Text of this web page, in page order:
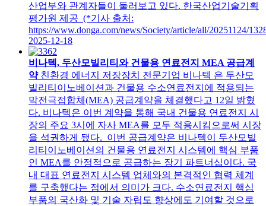
산업부와 관계자들이 둘러보고 있다. 한국산업기술기획
평가원 제공 (*기사 출처:
https://www.donga.com/news/Society/article/all/20251124/
2025-12-18
비나텍, 두산모빌리티와 건물용 연료전지 MEA 공급계
약 친환경 에너지 저장장치 전문기업 비나텍 은 두산모
빌리티이노베이션과 건물용 수소연료전지에 적용되는
막전극접합체(MEA) 공급계약을 체결했다고 12일 밝혔
다. 비나텍은 이번 계약을 통해 국내 건물용 연료전지 시
장의 주요 3시에 자사 MEA를 모두 적용시킴으로써 시장
을 석권하게 됐다. 이번 공급계약은 비나텍이 두산모빌
리티이노베이션의 건물용 연료전지 시스템에 핵심 부품
인 MEA를 안정적으로 공급하는 장기 파트너십이다. 국
내 대표 연료전지 시스템 업체와의 본격적인 협력 체계
를 구축했다는 점에서 의미가 크다. 수소연료전지 핵심
부품의 국산화 및 기술 자립도 향상에도 기여할 것으로